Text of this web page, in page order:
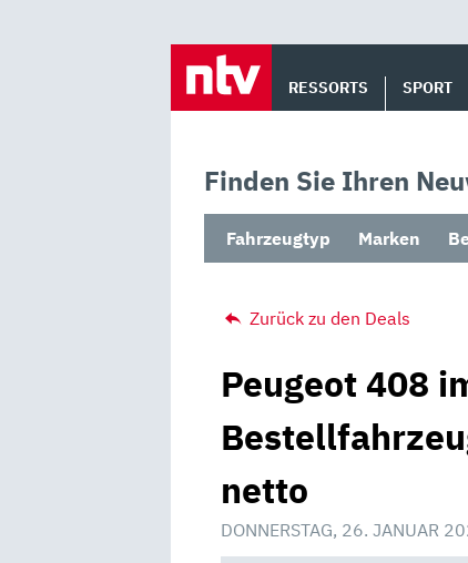
RESSORTS SPORT
Finden Sie Ihren
Fahrzeugtyp Marken
Zurück zu den Deals
Peugeot 408
netto
DONNERSTAG, 26. JANUAR